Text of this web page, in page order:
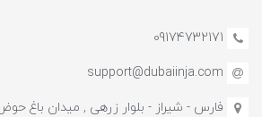
09174732171
support@dubaiinja.com